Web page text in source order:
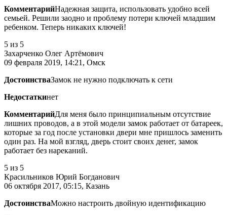
КомментарийНадежная защита, использовать удобно всей
семьей. Решили заодно и проблему потери ключей младшим
ребенком. Теперь никаких ключей!
5 из 5
Захарченко Олег Артёмович
09 февраля 2019, 14:21, Омск
ДостоинстваЗамок не нужно подключать к сети
Недостаткинет
КомментарийДля меня было принципиальным отсутствие
лишних проводов, а в этой модели замок работает от батареек,
которые за год после установки двери мне пришлось заменить
один раз. На мой взгляд, дверь стоит своих денег, замок
работает без нареканий.
5 из 5
Красильников Юрий Богданович
06 октября 2017, 05:15, Казань
ДостоинстваМожно настроить двойную идентификацию